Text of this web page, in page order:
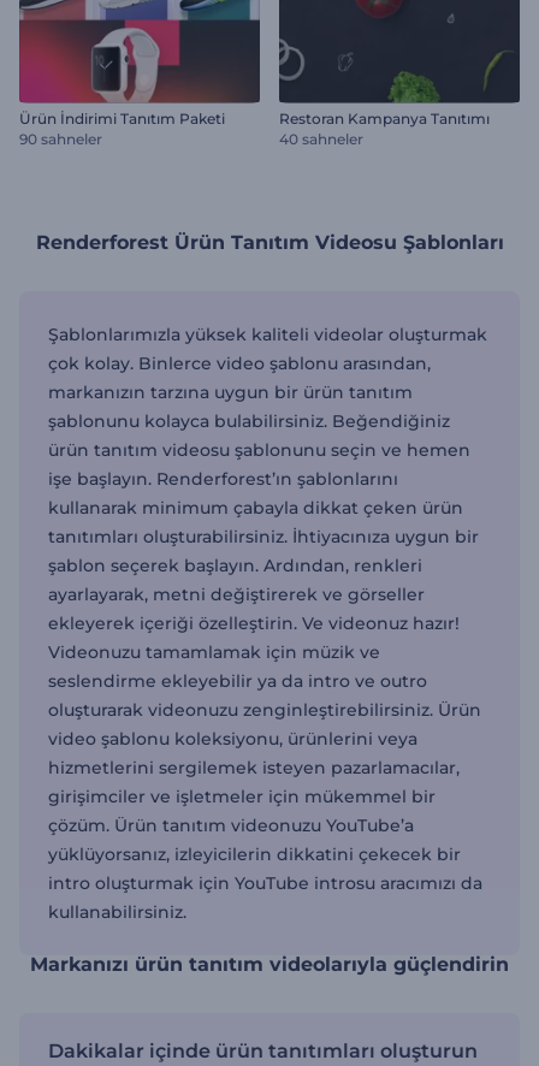
Ürün İndirimi Tanıtım Paketi
90 sahneler
Restoran Kampanya Tanıtımı
40 sahneler
Renderforest Ürün Tanıtım Videosu Şablonları
Şablonlarımızla yüksek kaliteli videolar oluşturmak
çok kolay. Binlerce video şablonu arasından,
markanızın tarzına uygun bir ürün tanıtım
şablonunu kolayca bulabilirsiniz. Beğendiğiniz
ürün tanıtım videosu şablonunu seçin ve hemen
işe başlayın. Renderforest’ın şablonlarını
kullanarak minimum çabayla dikkat çeken ürün
tanıtımları oluşturabilirsiniz. İhtiyacınıza uygun bir
şablon seçerek başlayın. Ardından, renkleri
ayarlayarak, metni değiştirerek ve görseller
ekleyerek içeriği özelleştirin. Ve videonuz hazır!
Videonuzu tamamlamak için müzik ve
seslendirme ekleyebilir ya da intro ve outro
oluşturarak videonuzu zenginleştirebilirsiniz. Ürün
video şablonu koleksiyonu, ürünlerini veya
hizmetlerini sergilemek isteyen pazarlamacılar,
girişimciler ve işletmeler için mükemmel bir
çözüm. Ürün tanıtım videonuzu YouTube’a
yüklüyorsanız, izleyicilerin dikkatini çekecek bir
intro oluşturmak için YouTube introsu aracımızı da
kullanabilirsiniz.
Markanızı ürün tanıtım videolarıyla güçlendirin
Dakikalar içinde ürün tanıtımları oluşturun